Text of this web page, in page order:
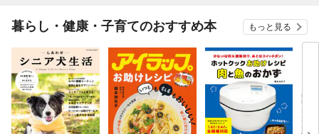
暮らし・健康・子育てのおすすめ本 もっと見る